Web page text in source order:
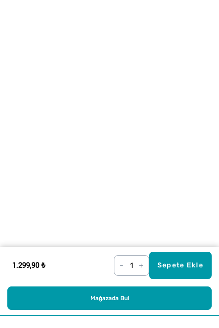
1.299,90 ₺ – + Sepete Ekle
Mağazada Bul